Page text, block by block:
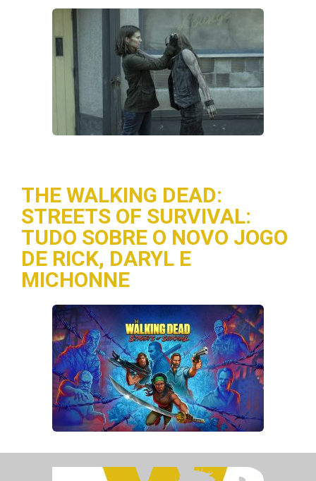
THE WALKING DEAD:
STREETS OF SURVIVAL:
TUDO SOBRE O NOVO JOGO
DE RICK, DARYL E
MICHONNE